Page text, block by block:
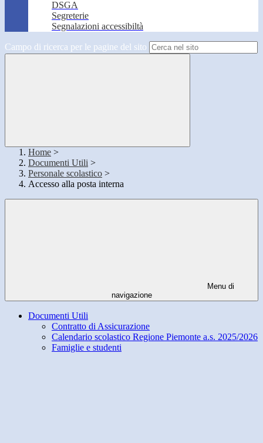
DSGA
Segreterie
Segnalazioni accessibiltà
Campo di ricerca per le pagine del sito
Home >
Documenti Utili >
Personale scolastico >
Accesso alla posta interna
Menu di
navigazione
Documenti Utili
Contratto di Assicurazione
Calendario scolastico Regione Piemonte a.s. 2025/2026
Famiglie e studenti